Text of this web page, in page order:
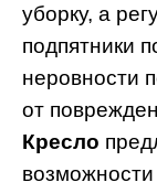
уборку, а
подпятники
неровности
от
Кресло